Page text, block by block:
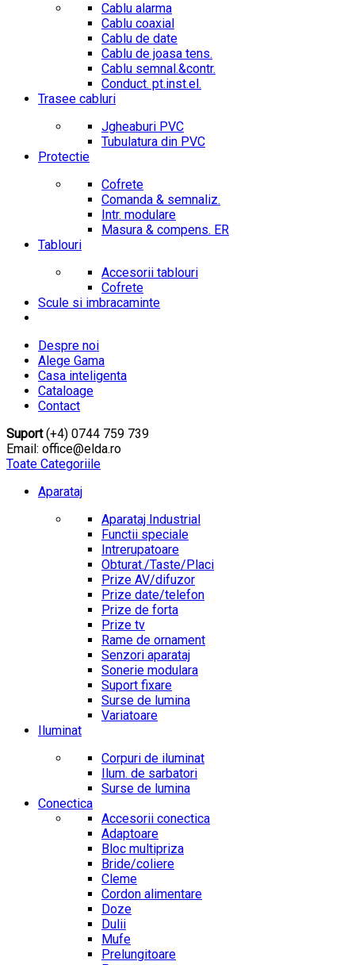
Cablu alarma
Cablu coaxial
Cablu de date
Cablu de joasa tens.
Cablu semnal.&contr.
Conduct. pt.inst.el.
Trasee cabluri
Jgheaburi PVC
Tubulatura din PVC
Protectie
Cofrete
Comanda & semnaliz.
Intr. modulare
Masura & compens. ER
Tablouri
Accesorii tablouri
Cofrete
Scule si imbracaminte
Despre noi
Alege Gama
Casa inteligenta
Cataloage
Contact
Suport(+4) 0744 759 739
Email: office@elda.ro
Toate Categoriile
Aparataj
Aparataj Industrial
Functii speciale
Intrerupatoare
Obturat./Taste/Placi
Prize AV/difuzor
Prize date/telefon
Prize de forta
Prize tv
Rame de ornament
Senzori aparataj
Sonerie modulara
Suport fixare
Surse de lumina
Variatoare
Iluminat
Corpuri de iluminat
Ilum. de sarbatori
Surse de lumina
Conectica
Accesorii conectica
Adaptoare
Bloc multipriza
Bride/coliere
Cleme
Cordon alimentare
Doze
Dulii
Mufe
Prelungitoare